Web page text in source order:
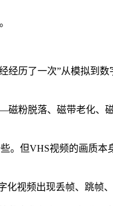
历了一次”从模拟到
粉脱落、磁带老化、
。但VHS视频的画质本
视频出现丢帧、跳帧、